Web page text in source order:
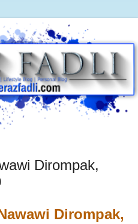
Dirompak,
Dirompak,